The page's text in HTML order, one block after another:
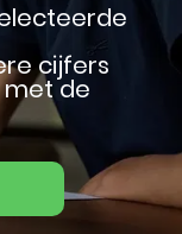
cijfers
met de